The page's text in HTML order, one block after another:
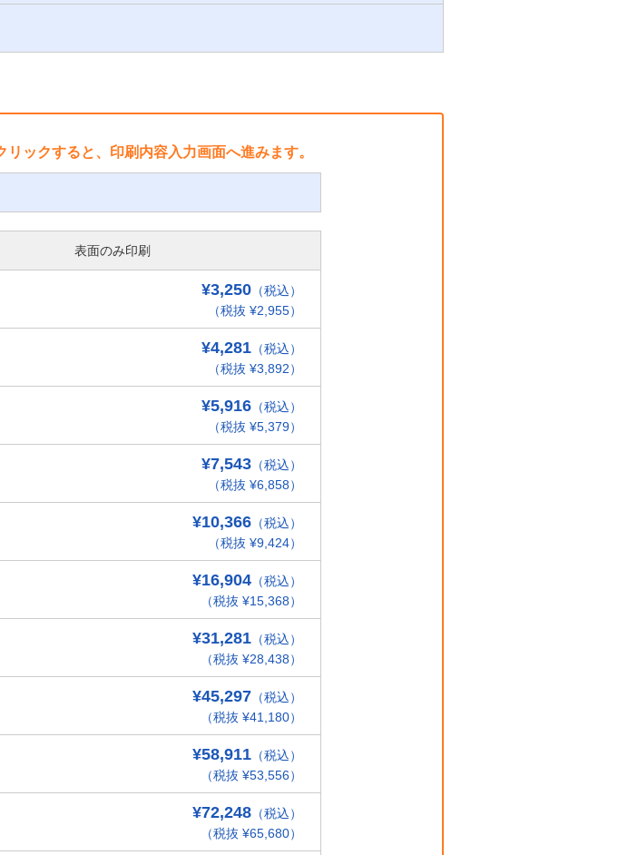
ックすると、印刷内容入力画面へ進みます。
表面のみ印刷
¥3,250 （税込）
（税抜 ¥2,955）
¥4,281 （税込）
（税抜 ¥3,892）
¥5,916 （税込）
（税抜 ¥5,379）
¥7,543 （税込）
（税抜 ¥6,858）
¥10,366 （税込）
（税抜 ¥9,424）
¥16,904 （税込）
（税抜 ¥15,368）
¥31,281 （税込）
（税抜 ¥28,438）
¥45,297 （税込）
（税抜 ¥41,180）
¥58,911 （税込）
（税抜 ¥53,556）
¥72,248 （税込）
（税抜 ¥65,680）